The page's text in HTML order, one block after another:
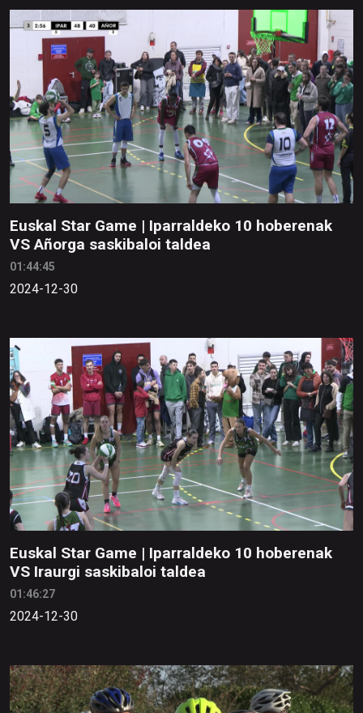
Euskal Star Game | Iparraldeko 10 hoberenak
VS Añorga saskibaloi taldea
01:44:45
2024-12-30
Euskal Star Game | Iparraldeko 10 hoberenak
VS Iraurgi saskibaloi taldea
01:46:27
2024-12-30